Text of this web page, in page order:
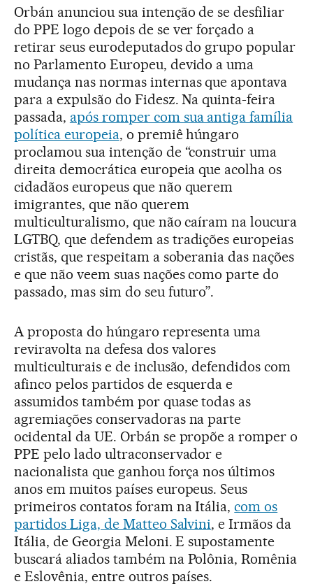
Orbán anunciou sua intenção de se desfiliar
do PPE logo depois de se ver forçado a
retirar seus eurodeputados do grupo popular
no Parlamento Europeu, devido a uma
mudança nas normas internas que apontava
para a expulsão do Fidesz. Na quinta-feira
passada, após romper com sua antiga família
política europeia, o premiê húngaro
proclamou sua intenção de “construir uma
direita democrática europeia que acolha os
cidadãos europeus que não querem
imigrantes, que não querem
multiculturalismo, que não caíram na loucura
LGTBQ, que defendem as tradições europeias
cristãs, que respeitam a soberania das nações
e que não veem suas nações como parte do
passado, mas sim do seu futuro”.
A proposta do húngaro representa uma
reviravolta na defesa dos valores
multiculturais e de inclusão, defendidos com
afinco pelos partidos de esquerda e
assumidos também por quase todas as
agremiações conservadoras na parte
ocidental da UE. Orbán se propõe a romper o
PPE pelo lado ultraconservador e
nacionalista que ganhou força nos últimos
anos em muitos países europeus. Seus
primeiros contatos foram na Itália,com os
partidos Liga, de Matteo Salvini, e Irmãos da
Itália, de Georgia Meloni. E supostamente
buscará aliados também na Polônia, Romênia
e Eslovênia, entre outros países.